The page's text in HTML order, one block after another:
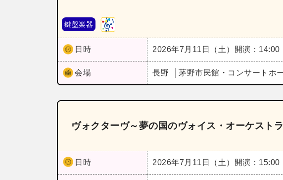
鍵盤楽器
日時 2026年7月11日（土） 開演：14:00
会場 長野 茅野市民館・コンサートホ
ヴォクターヴ～夢の国のヴォイス・オーケストラ
日時 2026年7月11日（土） 開演：15:00